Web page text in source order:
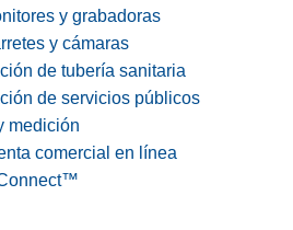
y grabadoras
y cámaras
de tubería sanitaria
de servicios públicos
medición
comercial en línea